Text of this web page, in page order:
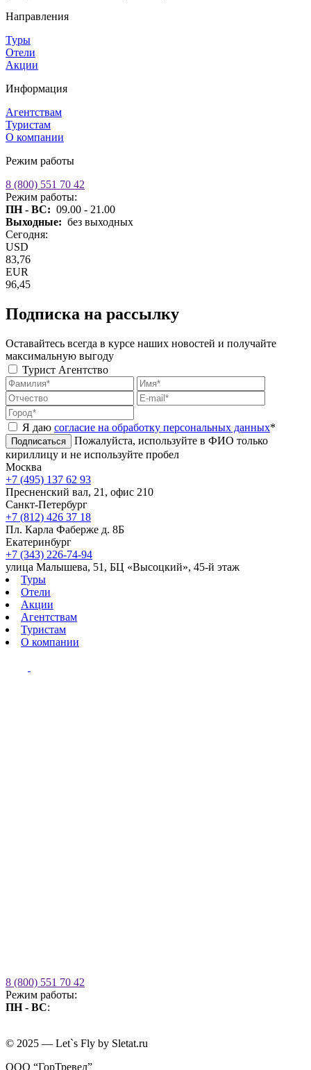
Направления
Туры
Отели
Акции
Информация
Агентствам
Туристам
О компании
Режим работы
8 (800) 551 70 42
Режим работы:
ПН - ВС: 09.00 - 21.00
Выходные: без выходных
Сегодня:
USD
83,76
EUR
96,45
Подписка на рассылку
Оставайтесь всегда в курсе наших новостей и получайте
максимальную выгоду
Турист Агентство
Я даю согласие на обработку персональных данных*
Подписаться
Пожалуйста, используйте в ФИО только
кириллицу и не используйте пробел
Москва
+7 (495) 137 62 93
Пресненский вал, 21, офис 210
Санкт-Петербург
+7 (812) 426 37 18
Пл. Карла Фаберже д. 8Б
Екатеринбург
+7 (343) 226-74-94
улица Малышева, 51, БЦ «Высоцкий», 45-й этаж
Туры
Отели
Акции
Агентствам
Туристам
О компании
8 (800) 551 70 42
Режим работы:
ПН - ВС:
© 2025 — Let`s Fly by Sletat.ru
ООО “ГорТревел”